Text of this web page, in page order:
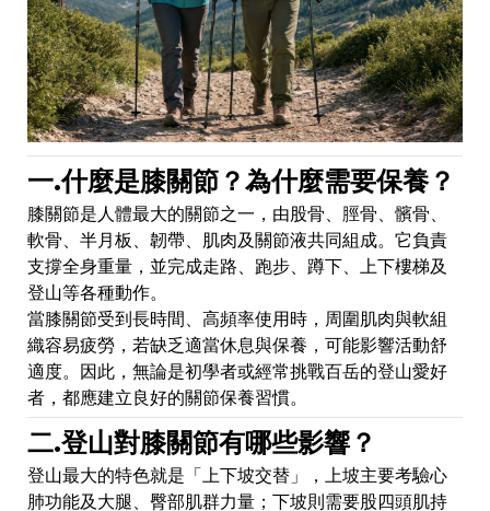
一.什麼是膝關節？為什麼需要保養？
膝關節是人體最大的關節之一，由股骨、脛骨、髕骨、
軟骨、半月板、韌帶、肌肉及關節液共同組成。它負責
支撐全身重量，並完成走路、跑步、蹲下、上下樓梯及
登山等各種動作。
當膝關節受到長時間、高頻率使用時，周圍肌肉與軟組
織容易疲勞，若缺乏適當休息與保養，可能影響活動舒
適度。因此，無論是初學者或經常挑戰百岳的登山愛好
者，都應建立良好的關節保養習慣。
二.登山對膝關節有哪些影響？
登山最大的特色就是「上下坡交替」，上坡主要考驗心
肺功能及大腿、臀部肌群力量；下坡則需要股四頭肌持